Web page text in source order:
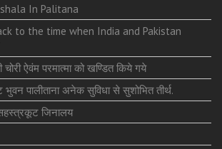
In Palitana
to the time when India and Pakistan
ऐवंम परमात्मा को खण्डित किये गये
पालीताना अनेक सुविधा से सुशोभित तीर्थ.
जिनालय